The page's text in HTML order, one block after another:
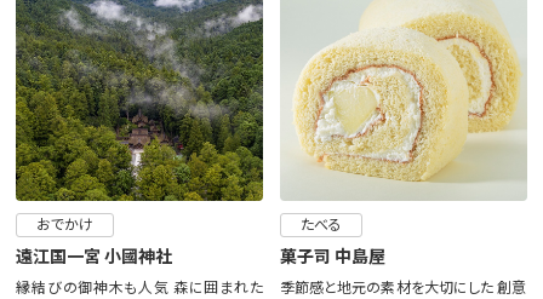
おでかけ
遠江国一宮 小國神社
縁結びの御神木も人気 森に囲まれた
たべる
菓子司 中島屋
季節感と地元の素材を大切にした 創意